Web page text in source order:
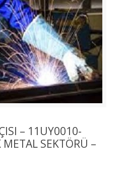
– 11UY0010-
SEKTÖRÜ –